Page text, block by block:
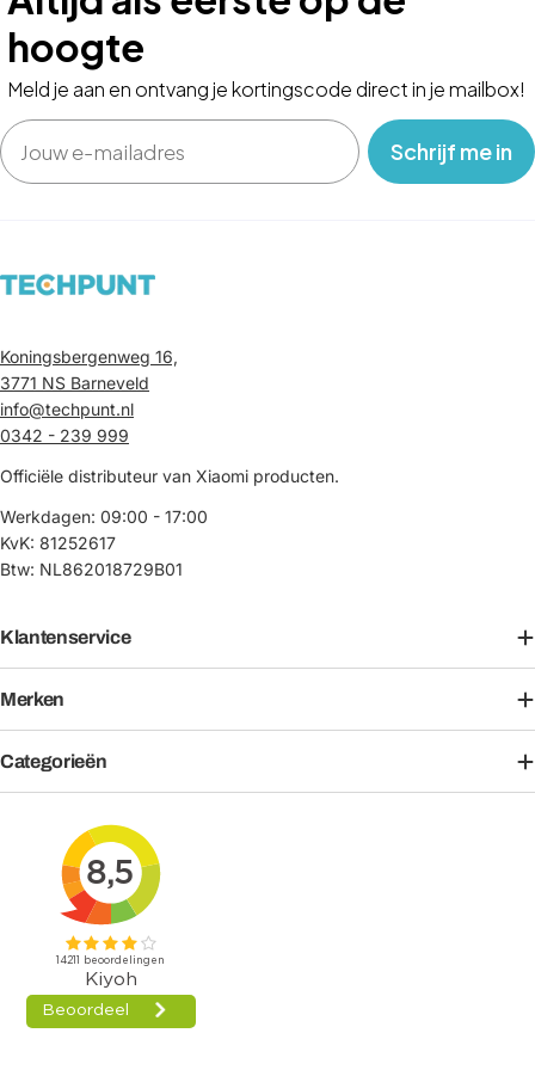
hoogte
Meld je aan en ontvang je kortingscode direct in je mailbox!
Email
‎ ‎ ‎ Schrijf me in‎ ‎ ‎ ‎
Koningsbergenweg 16,
3771 NS Barneveld
info@techpunt.nl
0342 - 239 999
Officiële distributeur van Xiaomi producten.
Werkdagen: 09:00 - 17:00
KvK: 81252617
Btw: NL862018729B01
Klantenservice
Merken
Categorieën